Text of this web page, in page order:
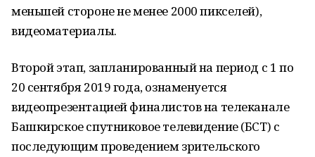
меньшей стороне не менее 2000 пикселей),
видеоматериалы.
Второй этап, запланированный на период с 1 по
20 сентября 2019 года, ознаменуется
видеопрезентацией финалистов на телеканале
Башкирское спутниковое телевидение (БСТ) с
последующим проведением зрительского